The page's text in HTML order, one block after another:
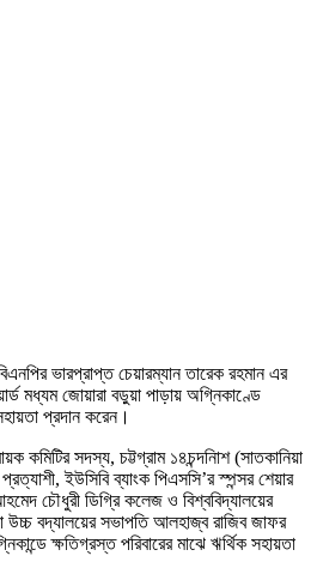
ভারপ্রাপ্ত চেয়ারম্যান তারেক রহমান এর
মধ্যম জোয়ারা বড়ুয়া পাড়ায় অগ্নিকাণ্ডে
প্রদান করেন।
কমিটির সদস্য, চট্টগ্রাম ১৪চন্দনািশ (সাতকানিয়া
ইউসিবি ব্যাংক পিএসসি’র স্পন্সর শেয়ার
চৌধুরী ডিগ্রি কলেজ ও বিশ্ববিদ্যালয়ের
বদ্যালয়ের সভাপতি আলহাজ্ব রাজিব জাফর
ক্ষতিগ্রস্ত পরিবারের মাঝে ঋর্থিক সহায়তা